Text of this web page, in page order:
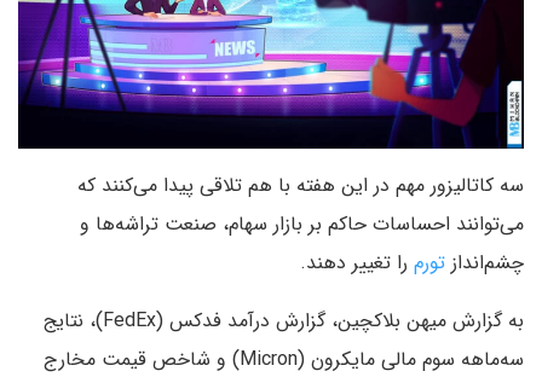
سه کاتالیزور مهم در این هفته با هم تلاقی پیدا می‌کنند که
می‌توانند احساسات حاکم بر بازار سهام، صنعت تراشه‌ها و
چشم‌انداز تورم را تغییر دهند.
به گزارش میهن بلاکچین، گزارش درآمد فدکس (FedEx)، نتایج
سه‌ماهه سوم مالی مایکرون (Micron) و شاخص قیمت مخارج